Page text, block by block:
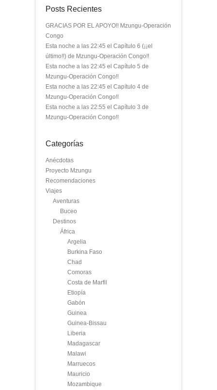
Posts Recientes
GRACIAS POR EL APOYO!! Mzungu-Operación
Congo
Esta noche a las 22:45 el Capítulo 6 (¡¡el
último!!) de Mzungu-Operación Congo!!
Esta noche a las 22:45 el Capítulo 5 de
Mzungu-Operación Congo!!
Esta noche a las 22:45 el Capítulo 4 de
Mzungu-Operación Congo!!
Esta noche a las 22:55 el Capítulo 3 de
Mzungu-Operación Congo!!
Categorías
Anécdotas
Proyecto Mzungu
Recomendaciones
Viajes
Aventuras
Buceo
Destinos
África
Argelia
Burkina Faso
Chad
Comoras
Costa de Marfil
Etiopía
Gabón
Guinea
Guinea-Bissau
Liberia
Madagascar
Malawi
Marruecos
Mauricio
Mozambique